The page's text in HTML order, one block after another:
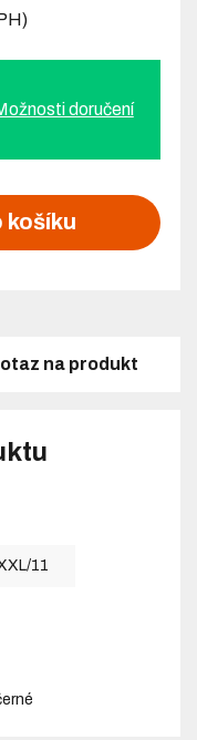
doručení
košíku
na produkt
11